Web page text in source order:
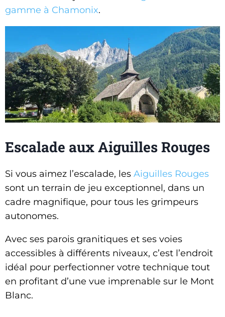
gamme à Chamonix.
Escalade aux Aiguilles Rouges
Si vous aimez l’escalade, les Aiguilles Rouges
sont un terrain de jeu exceptionnel, dans un
cadre magnifique, pour tous les grimpeurs
autonomes.
Avec ses parois granitiques et ses voies
accessibles à différents niveaux, c’est l’endroit
idéal pour perfectionner votre technique tout
en profitant d’une vue imprenable sur le Mont
Blanc.